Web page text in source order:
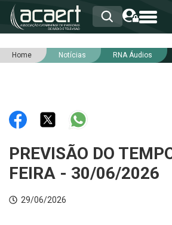
HOME
RNA
NOTÍCIAS
INTEGRIDADE
Home Notícias RNA Áudios
PREVISÃO DO
FEIRA - 30/06/2026
29/06/2026